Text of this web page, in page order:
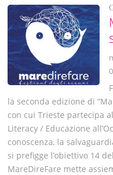
la seconda edizione di
con cui Trieste partecipa
Literacy / Educazione
conoscenza, la
si prefigge l’obiettivo 14
MareDireFare mette